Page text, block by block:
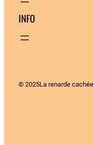
INFO
© 2025La renarde cachée